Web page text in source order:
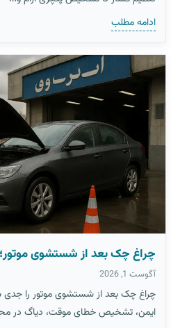
ادامه مطلب
چراغ چک بعد از شستشوی
آگوست 1, 2026
چراغ چک بعد از شستشوی موتور را جدی
ایمن، تشخیص خطای موقت، دیاگ در